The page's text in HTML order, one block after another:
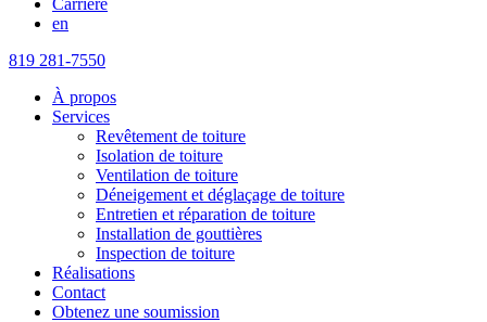
Carrière
en
819 281-7550
À propos
Services
Revêtement de toiture
Isolation de toiture
Ventilation de toiture
Déneigement et déglaçage de toiture
Entretien et réparation de toiture
Installation de gouttières
Inspection de toiture
Réalisations
Contact
Obtenez une soumission